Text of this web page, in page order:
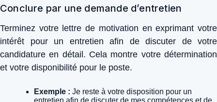
Conclure par une demande d’entretien
Terminez votre lettre de motivation en exprimant votre
intérêt pour un entretien afin de discuter de votre
candidature en détail. Cela montre votre détermination
et votre disponibilité pour le poste.
Exemple : Je reste à votre disposition pour un
entretien afin de discuter de mes compétences et de